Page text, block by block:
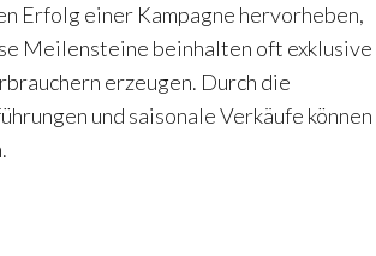
Erfolg einer Kampagne hervorheben,
Meilensteine beinhalten oft exklusive
erzeugen. Durch die
und saisonale Verkäufe können